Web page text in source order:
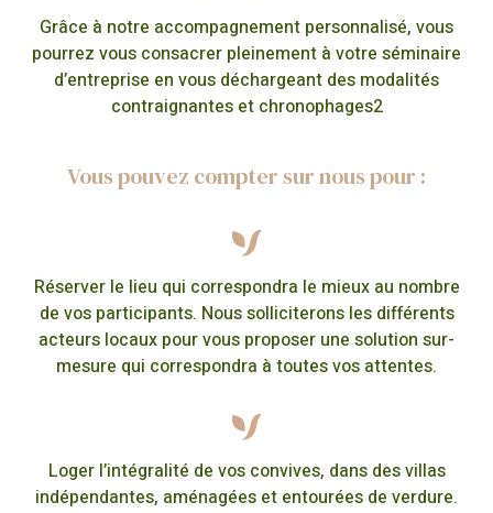
Grâce à notre accompagnement personnalisé, vous
pourrez vous consacrer pleinement à votre séminaire
d’entreprise en vous déchargeant des modalités
contraignantes et chronophages2
Vous pouvez compter sur nous pour :
Réserver le lieu qui correspondra le mieux au nombre
de vos participants. Nous solliciterons les différents
acteurs locaux pour vous proposer une solution sur-
mesure qui correspondra à toutes vos attentes.
Loger l’intégralité de vos convives, dans des villas
indépendantes, aménagées et entourées de verdure.